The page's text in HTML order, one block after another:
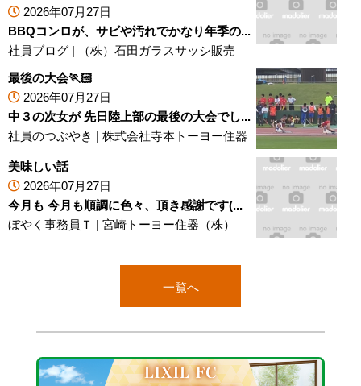
2026年07月27日
BBQコンロが、サビや汚れでかなり年季の...
社員ブログ |
（株）石田ガラスサッシ販売
最後の大会🏃🏻
2026年07月27日
中３の次女が 先日陸上部の最後の大会でし...
社員のつぶやき | 株式会社寺本トーヨー住器
美味しい話
2026年07月27日
今月も 今月も順調に色々、頂き感謝です(...
ぼやく事務員Ｔ | 宮崎トーヨー住器（株）
一覧へ